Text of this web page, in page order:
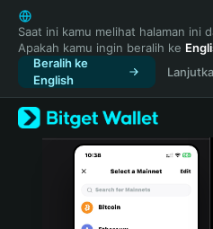
English
日本語
Tiếng Việt
Русский
Español (Latinoamérica)
Türkçe
Italiano
Saat ini kamu melihat halaman ini
Apakah kamu ingin beralih ke
Beralih ke
English